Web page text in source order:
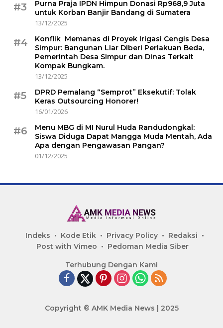
#3
Purna Praja IPDN Himpun Donasi Rp968,9 Juta
untuk Korban Banjir Bandang di Sumatera
13/12/2025
#4
Konflik Memanas di Proyek Irigasi Cengis Desa
Simpur: Bangunan Liar Diberi Perlakuan Beda,
Pemerintah Desa Simpur dan Dinas Terkait
Kompak Bungkam.
13/12/2025
#5
DPRD Pemalang “Semprot” Eksekutif: Tolak
Keras Outsourcing Honorer!
16/01/2026
#6
Menu MBG di MI Nurul Huda Randudongkal:
Siswa Diduga Dapat Mangga Muda Mentah, Ada
Apa dengan Pengawasan Pangan?
01/12/2025
Indeks Kode Etik Privacy Policy
Redaksi
Post with Vimeo
Pedoman Media Siber
Terhubung Dengan Kami
Copyright ® AMK Media News | 2025